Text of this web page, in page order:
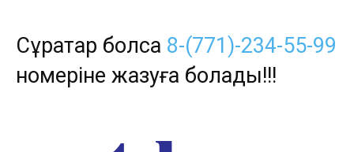
Сұрақтар болса 8-(771)-234-55-99
номеріне жазуға болады!!!